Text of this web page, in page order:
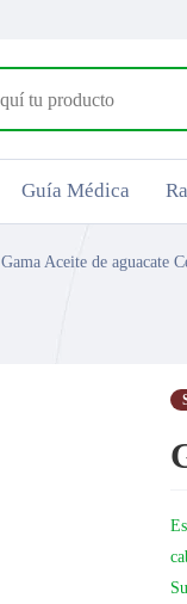
Guía Médica
Gama Aceite de aguacate